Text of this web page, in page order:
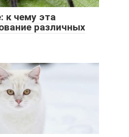
к чему эта
различных